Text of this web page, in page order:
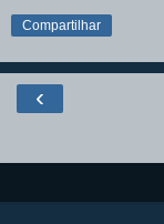
Compartilhar
‹